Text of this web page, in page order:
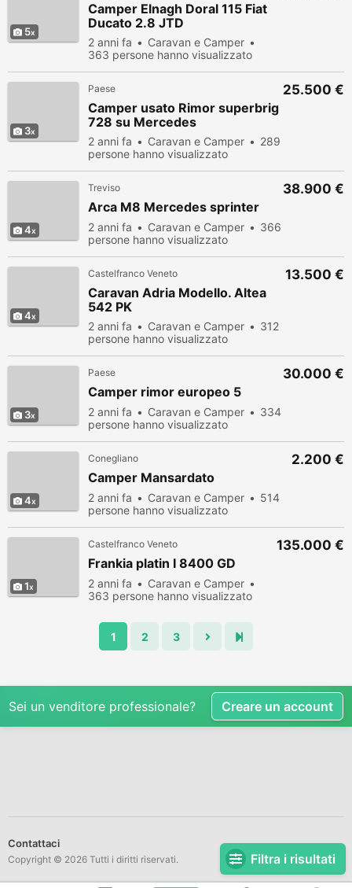
Filtra i risultati
5
Camper Elnagh Doral 115 Fiat
Ducato 2.8 JTD
2 anni fa
Caravan e Camper
363 persone hanno visualizzato
3
Paese
Camper usato Rimor superbrig
728 su Mercedes
2 anni fa Caravan e Camper
289
persone hanno visualizzato
25.500 €
4
Treviso
Arca M8 Mercedes sprinter
2 anni fa Caravan e Camper
366
persone hanno visualizzato
38.900 €
4
Castelfranco Veneto
Caravan Adria Modello. Altea
542 PK
2 anni fa Caravan e Camper
312
persone hanno visualizzato
13.500 €
3
Paese
Camper rimor europeo 5
2 anni fa Caravan e Camper
334
persone hanno visualizzato
30.000 €
4
Conegliano
Camper Mansardato
2 anni fa Caravan e Camper
514
persone hanno visualizzato
2.200 €
1
Castelfranco Veneto
Frankia platin I 8400 GD
2 anni fa
Caravan e Camper
363 persone hanno visualizzato
135.000 €
1 2 3
Sei un venditore professionale? Creare un account
Contattaci
Copyright © 2026 Tutti i diritti riservati.